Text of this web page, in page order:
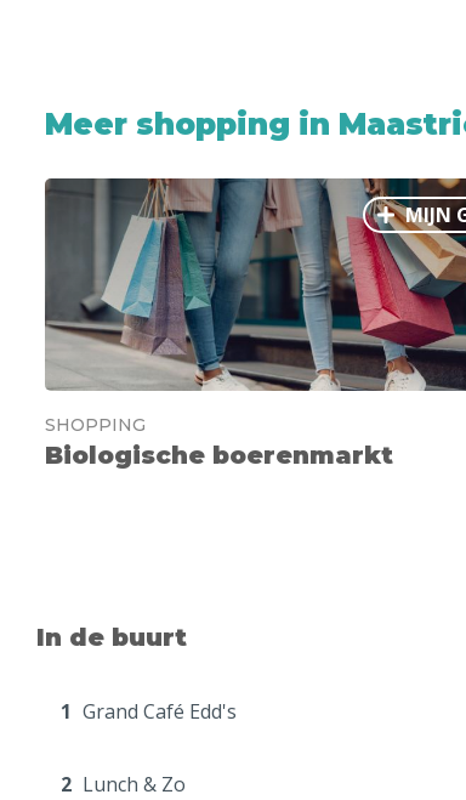
Meer shopping in
MIJN
SHOPPING
Biologische boerenmarkt
In de buurt
1 Grand Café Edd's
2 Lunch & Zo